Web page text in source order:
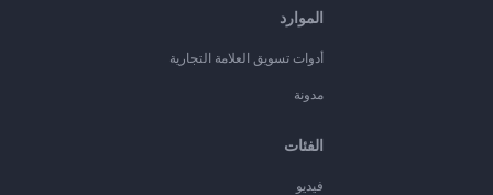
الموارد
أدوات تسويق العلامة التجارية
مدونة
الفئات
فيديو